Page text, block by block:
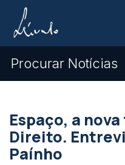
Procurar Notícias
Espaço, a
Direito.
Paínho